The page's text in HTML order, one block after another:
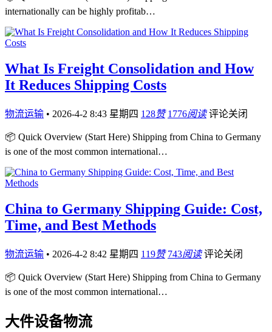
internationally can be highly profitab…
What Is Freight Consolidation and How
It Reduces Shipping Costs
物流运输 • 2026-4-2 8:43 星期四 128赞 1776阅读 评论关闭
📦 Quick Overview (Start Here) Shipping from China to Germany
is one of the most common international…
China to Germany Shipping Guide: Cost,
Time, and Best Methods
物流运输 • 2026-4-2 8:42 星期四 119赞 743阅读 评论关闭
📦 Quick Overview (Start Here) Shipping from China to Germany
is one of the most common international…
大件设备物流